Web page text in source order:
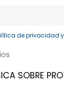
de privacidad
SOBRE